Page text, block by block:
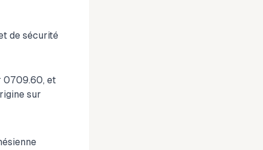
de sécurité
0709.60, et
sur